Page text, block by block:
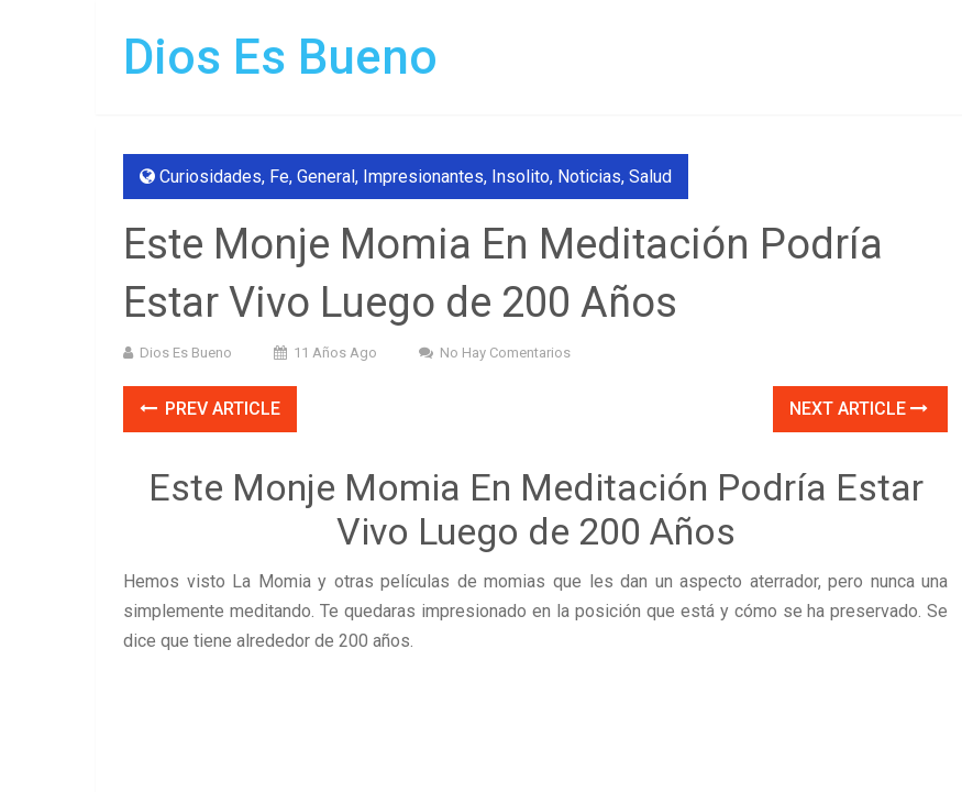
Dios Es Bueno
Curiosidades, Fe, General, Impresionantes, Insolito, Noticias, Salud
Este Monje Momia En Meditación Podría
Estar Vivo Luego de 200 Años
Dios Es Bueno 11 Años Ago No Hay Comentarios
PREV ARTICLE NEXT ARTICLE
Este Monje Momia En Meditación Podría Estar
Vivo Luego de 200 Años
Hemos visto La Momia y otras películas de momias que les dan un aspecto aterrador, pero nunca una
simplemente meditando. Te quedaras impresionado en la posición que está y cómo se ha preservado. Se
dice que tiene alrededor de 200 años.